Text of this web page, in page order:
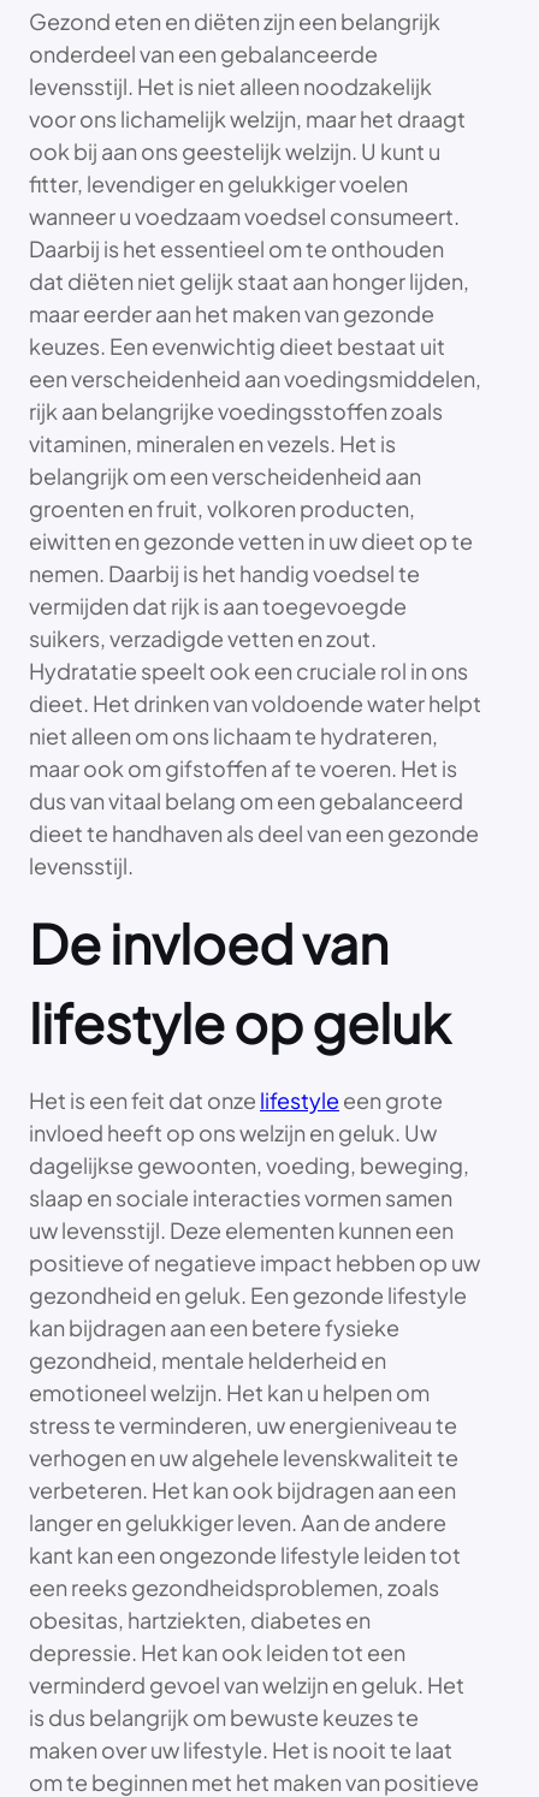
Gezond eten en diëten zijn een belangrijk
onderdeel van een gebalanceerde
levensstijl. Het is niet alleen noodzakelijk
voor ons lichamelijk welzijn, maar het draagt
ook bij aan ons geestelijk welzijn. U kunt u
fitter, levendiger en gelukkiger voelen
wanneer u voedzaam voedsel consumeert.
Daarbij is het essentieel om te onthouden
dat diëten niet gelijk staat aan honger lijden,
maar eerder aan het maken van gezonde
keuzes. Een evenwichtig dieet bestaat uit
een verscheidenheid aan voedingsmiddelen,
rijk aan belangrijke voedingsstoffen zoals
vitaminen, mineralen en vezels. Het is
belangrijk om een verscheidenheid aan
groenten en fruit, volkoren producten,
eiwitten en gezonde vetten in uw dieet op te
nemen. Daarbij is het handig voedsel te
vermijden dat rijk is aan toegevoegde
suikers, verzadigde vetten en zout.
Hydratatie speelt ook een cruciale rol in ons
dieet. Het drinken van voldoende water helpt
niet alleen om ons lichaam te hydrateren,
maar ook om gifstoffen af te voeren. Het is
dus van vitaal belang om een gebalanceerd
dieet te handhaven als deel van een gezonde
levensstijl.
De invloed van
lifestyle op geluk
Het is een feit dat onze lifestyle een grote
invloed heeft op ons welzijn en geluk. Uw
dagelijkse gewoonten, voeding, beweging,
slaap en sociale interacties vormen samen
uw levensstijl. Deze elementen kunnen een
positieve of negatieve impact hebben op uw
gezondheid en geluk. Een gezonde lifestyle
kan bijdragen aan een betere fysieke
gezondheid, mentale helderheid en
emotioneel welzijn. Het kan u helpen om
stress te verminderen, uw energieniveau te
verhogen en uw algehele levenskwaliteit te
verbeteren. Het kan ook bijdragen aan een
langer en gelukkiger leven. Aan de andere
kant kan een ongezonde lifestyle leiden tot
een reeks gezondheidsproblemen, zoals
obesitas, hartziekten, diabetes en
depressie. Het kan ook leiden tot een
verminderd gevoel van welzijn en geluk. Het
is dus belangrijk om bewuste keuzes te
maken over uw lifestyle. Het is nooit te laat
om te beginnen met het maken van positieve